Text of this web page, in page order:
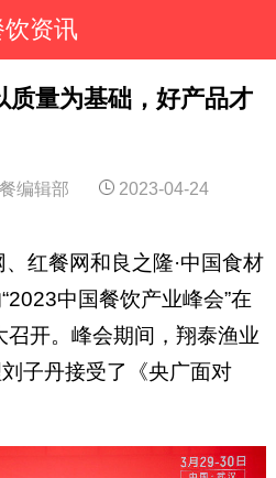
饮资讯
质量为基础，好产品才
编辑部
2023-04-24
红餐网和良之隆·中国食材
中国餐饮产业峰会”在
召开。峰会期间，翔泰渔业
子丹接受了《央广面对